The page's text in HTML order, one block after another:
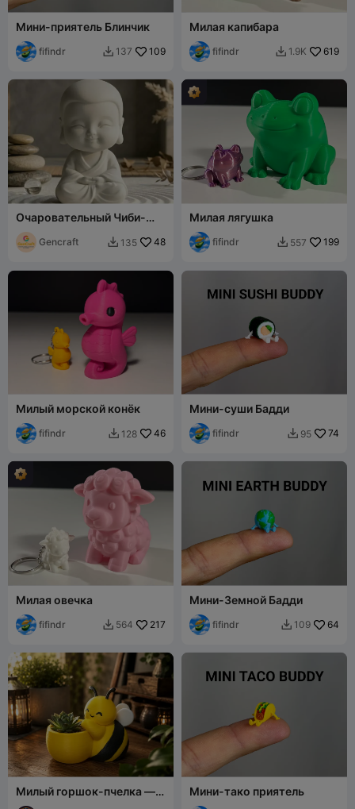
Мини-приятель Блинчик
fifindr  137 109
Милая капибара
fifindr  1.9K 619
Очаровательный Чиби-
Будда — Спокойный сад
дзен STL
Gencraft  135 48
Милая лягушка
fifindr  557 199
Милый морской конёк
fifindr  128 46
Мини-суши Бадди
fifindr  95 74
Милая овечка
fifindr  564 217
Мини-Земной Бадди
fifindr  109 64
Милый горшок-пчелка —
очаровательный горшок
Мини-тако приятель